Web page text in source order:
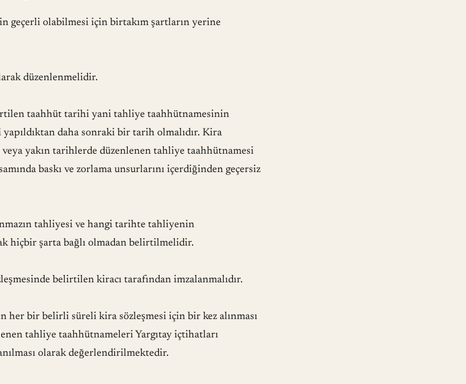
geçerli olabilmesi için birtakım şartların yerine
düzenlenmelidir.
taahhüt tarihi yani tahliye taahhütnamesinin
daha sonraki bir tarih olmalıdır. Kira
veya yakın tarihlerde düzenlenen tahliye taahhütnamesi
baskı ve zorlama unsurlarını içerdiğinden geçersiz
tahliyesi ve hangi tarihte tahliyenin
hiçbir şarta bağlı olmadan belirtilmelidir.
belirtilen kiracı tarafından imzalanmalıdır.
her bir belirli süreli kira sözleşmesi için bir kez alınması
tahliye taahhütnameleri Yargıtay içtihatları
olarak değerlendirilmektedir.